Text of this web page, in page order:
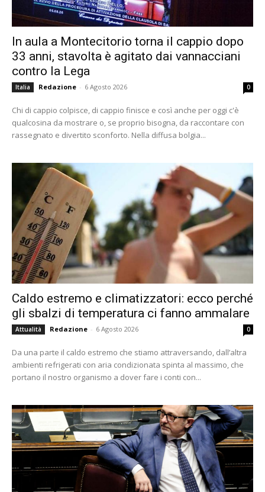
In aula a Montecitorio torna il cappio dopo
33 anni, stavolta è agitato dai vannacciani
contro la Lega
Italia Redazione - 6 Agosto 2026 0
Chi di cappio colpisce, di cappio finisce e così anche per oggi c'è
qualcosina da mostrare o, se proprio bisogna, da raccontare con
rassegnato e divertito sconforto. Nella diffusa bolgia...
Caldo estremo e climatizzatori: ecco perché
gli sbalzi di temperatura ci fanno ammalare
Attualità Redazione - 6 Agosto 2026 0
Da una parte il caldo estremo che stiamo attraversando, dall’altra
ambienti refrigerati con aria condizionata spinta al massimo, che
portano il nostro organismo a dover fare i conti con...